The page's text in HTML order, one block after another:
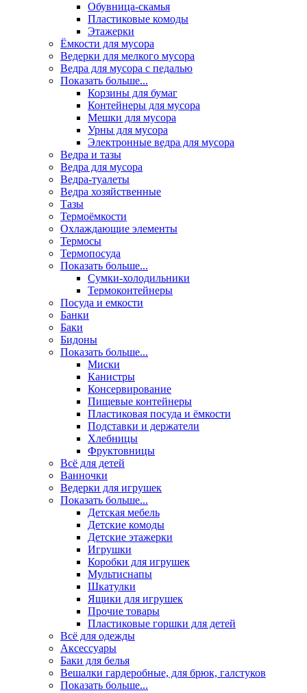
Обувница-скамья
Пластиковые комоды
Этажерки
Ёмкости для мусора
Ведерки для мелкого мусора
Ведра для мусора с педалью
Показать больше...
Корзины для бумаг
Контейнеры для мусора
Мешки для мусора
Урны для мусора
Электронные ведра для мусора
Ведра и тазы
Ведра для мусора
Ведра-туалеты
Ведра хозяйственные
Тазы
Термоёмкости
Охлаждающие элементы
Термосы
Термопосуда
Показать больше...
Сумки-холодильники
Термоконтейнеры
Посуда и емкости
Банки
Баки
Бидоны
Показать больше...
Миски
Канистры
Консервирование
Пищевые контейнеры
Пластиковая посуда и ёмкости
Подставки и держатели
Хлебницы
Фруктовницы
Всё для детей
Ванночки
Ведерки для игрушек
Показать больше...
Детская мебель
Детские комоды
Детские этажерки
Игрушки
Коробки для игрушек
Мультиснапы
Шкатулки
Ящики для игрушек
Прочие товары
Пластиковые горшки для детей
Всё для одежды
Аксессуары
Баки для белья
Вешалки гардеробные, для брюк, галстуков
Показать больше...